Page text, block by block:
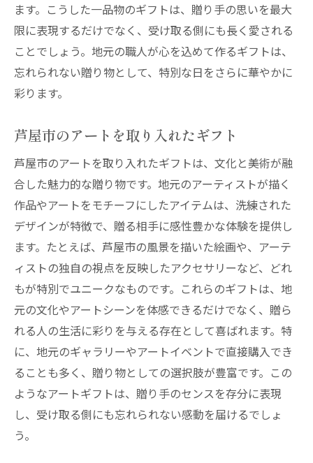
ます。こうした一品物のギフトは、贈り手の思いを最大
限に表現するだけでなく、受け取る側にも長く愛される
ことでしょう。地元の職人が心を込めて作るギフトは、
忘れられない贈り物として、特別な日をさらに華やかに
彩ります。
芦屋市のアートを取り入れたギフト
芦屋市のアートを取り入れたギフトは、文化と美術が融
合した魅力的な贈り物です。地元のアーティストが描く
作品やアートをモチーフにしたアイテムは、洗練された
デザインが特徴で、贈る相手に感性豊かな体験を提供し
ます。たとえば、芦屋市の風景を描いた絵画や、アーテ
ィストの独自の視点を反映したアクセサリーなど、どれ
もが特別でユニークなものです。これらのギフトは、地
元の文化やアートシーンを体感できるだけでなく、贈ら
れる人の生活に彩りを与える存在として喜ばれます。特
に、地元のギャラリーやアートイベントで直接購入でき
ることも多く、贈り物としての選択肢が豊富です。この
ようなアートギフトは、贈り手のセンスを存分に表現
し、受け取る側にも忘れられない感動を届けるでしょ
う。